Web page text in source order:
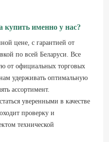
купить именно у нас?
цене, с гарантией от
по всей Беларуси. Все
от официальных торговых
удерживать оптимальную
ассортимент.
уверенными в качестве
проверку и
технической